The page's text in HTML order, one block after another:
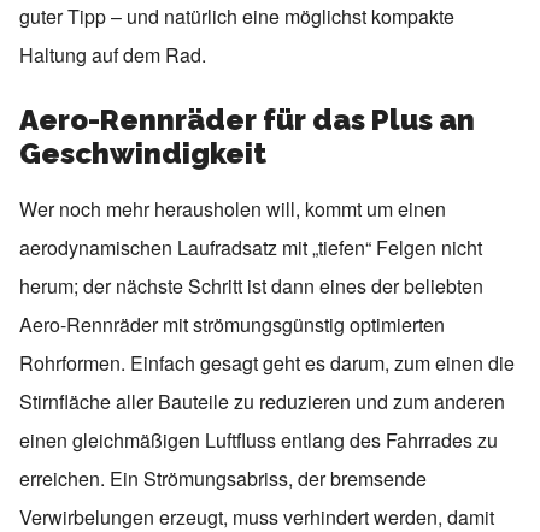
guter Tipp – und natürlich eine möglichst kompakte
Haltung auf dem Rad.
Aero-Rennräder für das Plus an
Geschwindigkeit
Wer noch mehr herausholen will, kommt um einen
aerodynamischen Laufradsatz mit „tiefen“ Felgen nicht
herum; der nächste Schritt ist dann eines der beliebten
Aero-Rennräder mit strömungsgünstig optimierten
Rohrformen. Einfach gesagt geht es darum, zum einen die
Stirnfläche aller Bauteile zu reduzieren und zum anderen
einen gleichmäßigen Luftfluss entlang des Fahrrades zu
erreichen. Ein Strömungsabriss, der bremsende
Verwirbelungen erzeugt, muss verhindert werden, damit